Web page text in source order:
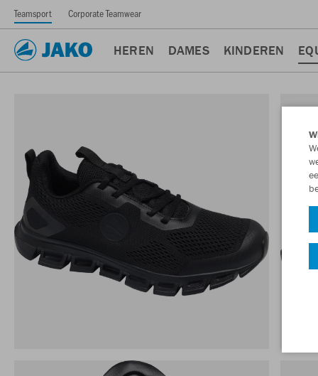
Teamsport Corporate Teamwear
HEREN DAMES KINDEREN